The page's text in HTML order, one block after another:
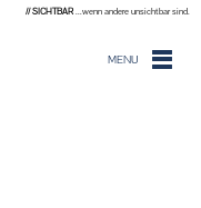
// SICHTBAR ...wenn andere unsichtbar sind.
MENU